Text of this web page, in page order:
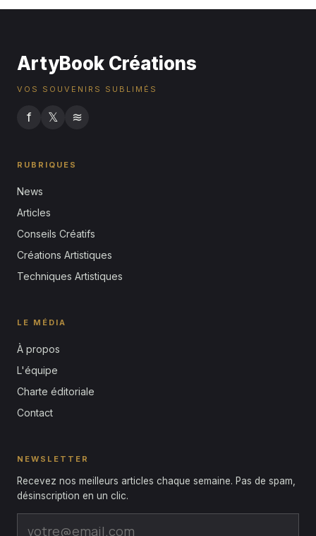
ArtyBook Créations
VOS SOUVENIRS SUBLIMÉS
f 𝕏 ≋
RUBRIQUES
News
Articles
Conseils Créatifs
Créations Artistiques
Techniques Artistiques
LE MÉDIA
À propos
L'équipe
Charte éditoriale
Contact
NEWSLETTER
Recevez nos meilleurs articles chaque semaine. Pas de spam,
désinscription en un clic.